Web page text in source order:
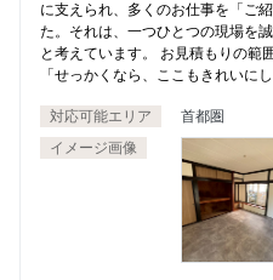
に支えられ、多くのお仕事を「ご
た。それは、一つひとつの現場を
と考えています。 お見積もりの範
「せっかくなら、ここもきれいに
対応可能エリア
首都圏
イメージ画像